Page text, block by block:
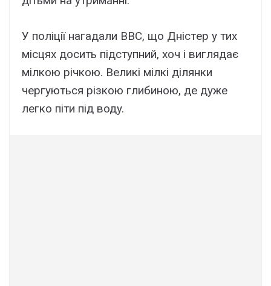
У поліції нaгaдaли BBC, що Дніcтep y тиx
міcцяx доcить підcтyпний, xоч і виглядaє
мілкою pічкою. Beликі мілкі ділянки
чepгyютьcя pізкою глибиною, дe дyжe
лeгко піти під водy.